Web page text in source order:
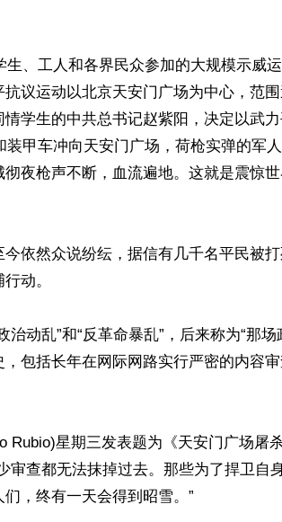
生、工人和各界民众参加的大规模示威
议运动以北京天安门广场为中心，范
学生的中共总书记赵紫阳，决定以武
甲车冲向天安门广场，荷枪实弹的军
夜枪声不断，血流遍地。这就是震惊
依然众说纷纭，据信有几千名平民被
动。
动乱”和“反革命暴乱”，后来称为“那
包括长年在网际网路实行严密的内容
Rubio)星期三发表题为《天安门广场屠
审查都无法抹掉过去。那些为了捍卫自
，终有一天会得到昭雪。”